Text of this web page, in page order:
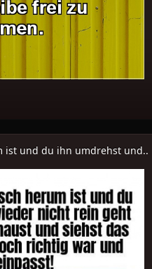
ist und du ihn umdrehst und..